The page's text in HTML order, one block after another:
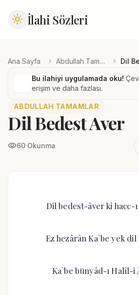
light_mode İlahi Sözleri
Ana Sayfa chevron_right Abdullah Tamamlar chevron_right Dil
Bu ilahiyi uygulamada oku!
erişim ve daha fazlası.
ABDULLAH TAMAMLAR
Dil Bedest Aver
visibility60 Okunma
Dil bedest-âver ki hacc-
Ez hezârân Ka`be yek
Ka`be bünyâd-ı Halîl-i